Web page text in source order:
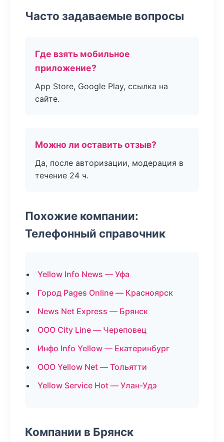
Часто задаваемые вопросы
Где взять мобильное
приложение?
App Store, Google Play, ссылка на
сайте.
Можно ли оставить отзыв?
Да, после авторизации, модерация в
течение 24 ч.
Похожие компании:
Телефонный справочник
Yellow Info News — Уфа
Город Pages Online — Красноярск
News Net Express — Брянск
ООО City Line — Череповец
Инфо Info Yellow — Екатеринбург
ООО Yellow Net — Тольятти
Yellow Service Hot — Улан-Удэ
Компании в Брянск